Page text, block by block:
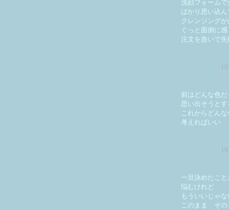
洗顔フォーム
ばかり思い込ん
クレンジング
ぐっと面倒に感
注文を急いで失
前はどんな色
思い出そうとす
これからどん
考えればいい
一旦決めたこと
悩むけれど
もういいじゃな
このまま その